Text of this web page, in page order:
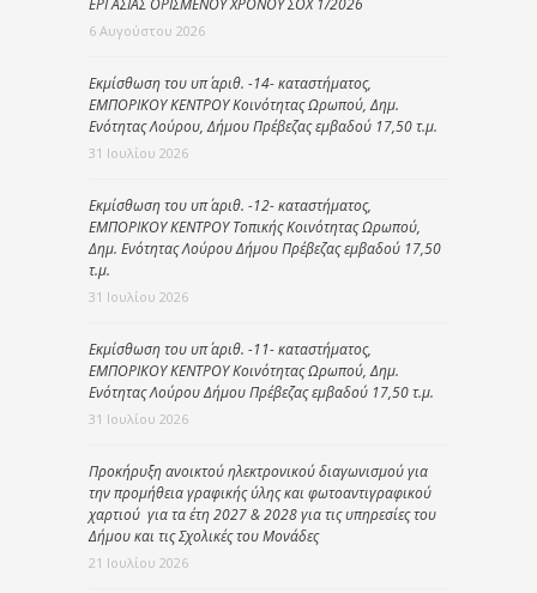
6 Αυγούστου 2026
Εκμίσθωση του υπ΄ αριθ. -14- καταστήματος,
ΕΜΠΟΡΙΚΟΥ ΚΕΝΤΡΟΥ Κοινότητας Ωρωπού, Δημ.
Ενότητας Λούρου, Δήμου Πρέβεζας εμβαδού 17,50 τ.μ.
31 Ιουλίου 2026
Εκμίσθωση του υπ΄ αριθ. -12- καταστήματος,
ΕΜΠΟΡΙΚΟΥ ΚΕΝΤΡΟΥ Τοπικής Κοινότητας Ωρωπού,
Δημ. Ενότητας Λούρου Δήμου Πρέβεζας εμβαδού 17,50
τ.μ.
31 Ιουλίου 2026
Εκμίσθωση του υπ΄ αριθ. -11- καταστήματος,
ΕΜΠΟΡΙΚΟΥ ΚΕΝΤΡΟΥ Κοινότητας Ωρωπού, Δημ.
Ενότητας Λούρου Δήμου Πρέβεζας εμβαδού 17,50 τ.μ.
31 Ιουλίου 2026
Προκήρυξη ανοικτού ηλεκτρονικού διαγωνισμού για
την προμήθεια γραφικής ύλης και φωτοαντιγραφικού
χαρτιού για τα έτη 2027 & 2028 για τις υπηρεσίες του
Δήμου και τις Σχολικές του Μονάδες
21 Ιουλίου 2026